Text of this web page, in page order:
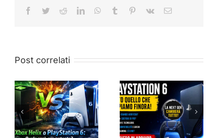
Facebook
TwitterRedditLinkedInWhatsApp
Tumblr Pinterest
Vk Email
Post correlati